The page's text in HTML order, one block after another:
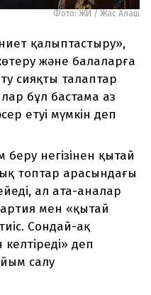
Фото: ЖИ / Жас Алаш
қалыптастыру»,
және балаларға
сияқты талаптар
бұл бастама аз
етуі мүмкін деп
беру негізінен қытай
топтар арасындағы
ал ата-аналар
мен «қытай
Сондай-ақ
келтіреді» деп
салу